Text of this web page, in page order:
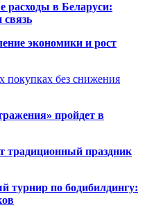
расходы в Беларуси:
экономики и рост
покупках без снижения
пройдет в
традиционный праздник
турнир по бодибилдингу: